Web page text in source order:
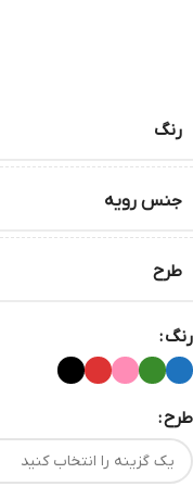
رنگ
جنس رویه
طرح
رنگ
طرح